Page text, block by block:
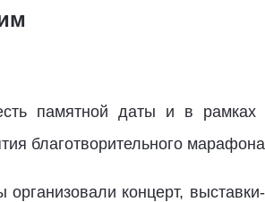
памятной даты и в
благотворительного
организовали концерт,